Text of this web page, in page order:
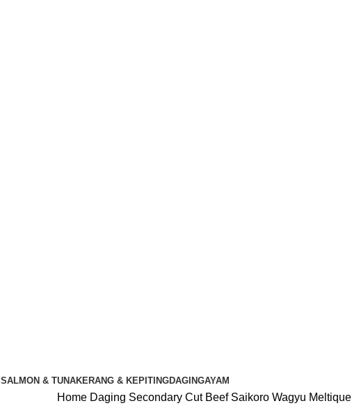
SALMON & TUNAKERANG & KEPITINGDAGINGAYAM
Home Daging Secondary Cut Beef Saikoro Wagyu Meltique